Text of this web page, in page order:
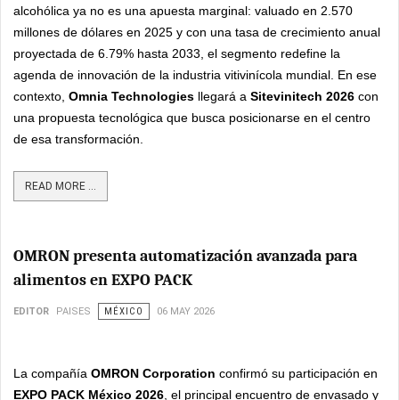
alcohólica ya no es una apuesta marginal: valuado en 2.570
millones de dólares en 2025 y con una tasa de crecimiento anual
proyectada de 6.79% hasta 2033, el segmento redefine la
agenda de innovación de la industria vitivinícola mundial. En ese
contexto, Omnia Technologies llegará a Sitevinitech 2026 con
una propuesta tecnológica que busca posicionarse en el centro
de esa transformación.
READ MORE ...
OMRON presenta automatización avanzada para
alimentos en EXPO PACK
EDITOR PAISES MÉXICO 06 MAY 2026
La compañía OMRON Corporation confirmó su participación en
EXPO PACK México 2026 , el principal encuentro de envasado y